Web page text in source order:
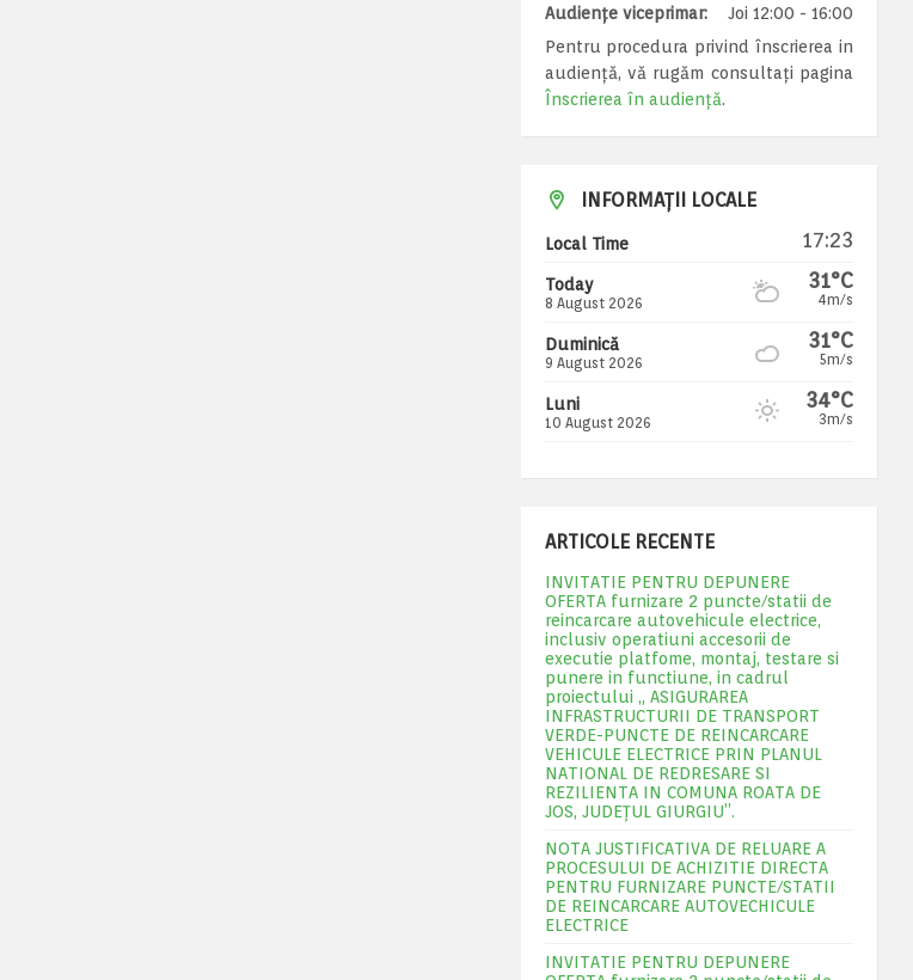
Audiențe viceprimar:
Joi 12:00 - 16:00
Pentru procedura privind înscrierea in
audiență, vă rugăm consultați pagina
Înscrierea în audiență.
INFORMAȚII LOCALE
Local Time 17:23
Today
8 August 2026
31°C
4m/s
Duminică
9 August 2026
31°C
5m/s
Luni
10 August 2026
34°C
3m/s
ARTICOLE RECENTE
INVITATIE PENTRU DEPUNERE
OFERTA furnizare 2 puncte/statii de
reincarcare autovehicule electrice,
inclusiv operatiuni accesorii de
executie platfome, montaj, testare si
punere in functiune, in cadrul
proiectului „ ASIGURAREA
INFRASTRUCTURII DE TRANSPORT
VERDE-PUNCTE DE REINCARCARE
VEHICULE ELECTRICE PRIN PLANUL
NATIONAL DE REDRESARE SI
REZILIENTA IN COMUNA ROATA DE
JOS, JUDEŢUL GIURGIU”.
NOTA JUSTIFICATIVA DE RELUARE A
PROCESULUI DE ACHIZITIE DIRECTA
PENTRU FURNIZARE PUNCTE/STATII
DE REINCARCARE AUTOVECHICULE
ELECTRICE
INVITATIE PENTRU DEPUNERE